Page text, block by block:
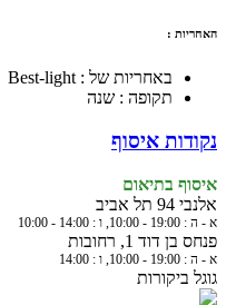
האחריות :
באחריות של : Best-light
תקופה : שנה
נקודות איסוף
איסוף בתיאום
אלנבי 94 תל אביב
א - ה : 19:00 - 10:00, ו : 14:00 - 10:00
פנחס בן דוד 1, רחובות
א - ה : 19:00 - 10:00, ו : 14:00
גוגל ביקורות